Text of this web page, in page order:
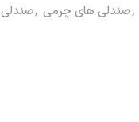
,صندلی های چرمی ,صندلی